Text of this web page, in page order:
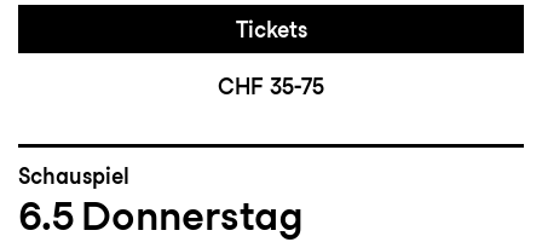
Tickets
CHF 35-75
Schauspiel
6.5 Donnerstag